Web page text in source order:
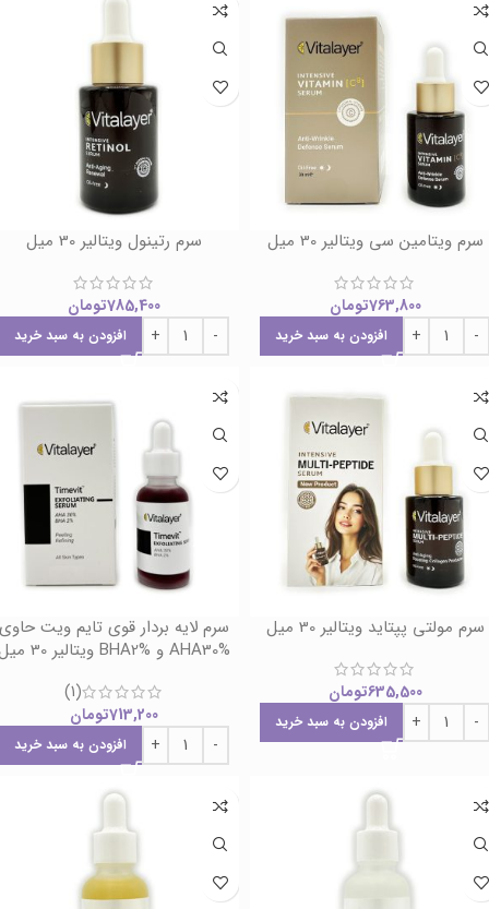
سرم ویتامین سی ویتالیر 30 میل
763,800تومان
افزودن به سبد خرید
سرم رتینول ویتالیر 30 میل
785,400تومان
افزودن به سبد خرید
سرم مولتی پپتاید ویتالیر 30 میل
635,500تومان
افزودن به سبد خرید
سرم لایه بردار قوی تایم ویت حاوی
AHA30% و BHA2% ویتالیر 30 میل
(1)
713,200تومان
افزودن به سبد خرید